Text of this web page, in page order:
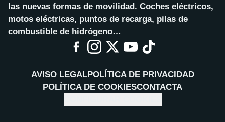
las nuevas formas de movilidad. Coches eléctricos,
motos eléctricas, puntos de recarga, pilas de
combustible de hidrógeno…
AVISO LEGALPOLÍTICA DE PRIVACIDAD
POLÍTICA DE COOKIESCONTACTA